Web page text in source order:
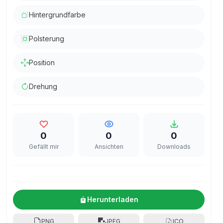
Hintergrundfarbe
Polsterung
Position
Drehung
0
Gefällt mir
0
Ansichten
0
Downloads
Herunterladen
PNG JPEG ICO